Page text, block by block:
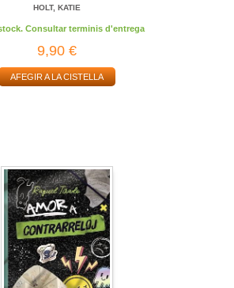
HOLT, KATIE
Consultar terminis d'entrega
9,90 €
AFEGIR A LA CISTELLA